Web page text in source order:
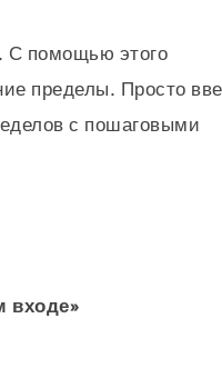
С помощью этого
пределы. Просто
с пошаговыми
входе»